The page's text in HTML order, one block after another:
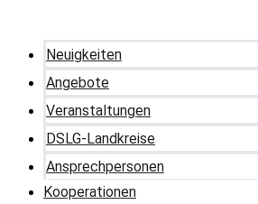
Neuigkeiten
Angebote
Veranstaltungen
DSLG-Landkreise
Ansprechpersonen
Kooperationen